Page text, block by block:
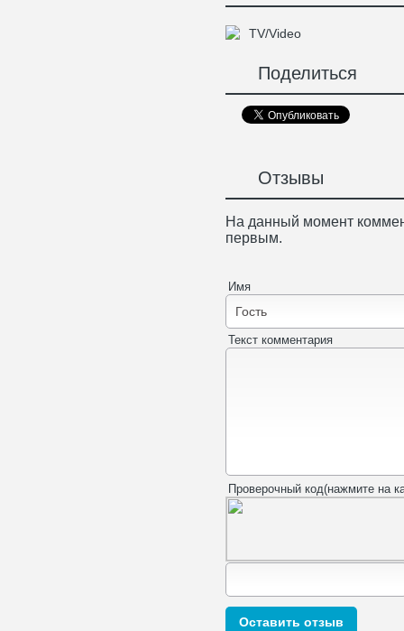
TV/Video
Поделиться
Отзывы
На данный момент
первым.
Имя
Текст комментария
Проверочный код(нажмите на